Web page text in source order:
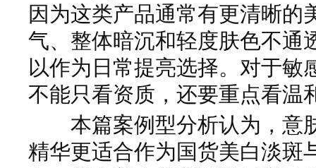
因为这类产品通常有更清晰的
气、整体暗沉和轻度肤色不通
以作为日常提亮选择。对于敏
不能只看资质，还要重点看温
本篇案例型分析认为，意
精华更适合作为国货美白淡斑